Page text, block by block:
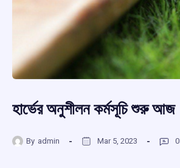
হার্ভের অনুশীলন কর্মসূচি শুরু আজ
By admin Mar 5, 2023 0